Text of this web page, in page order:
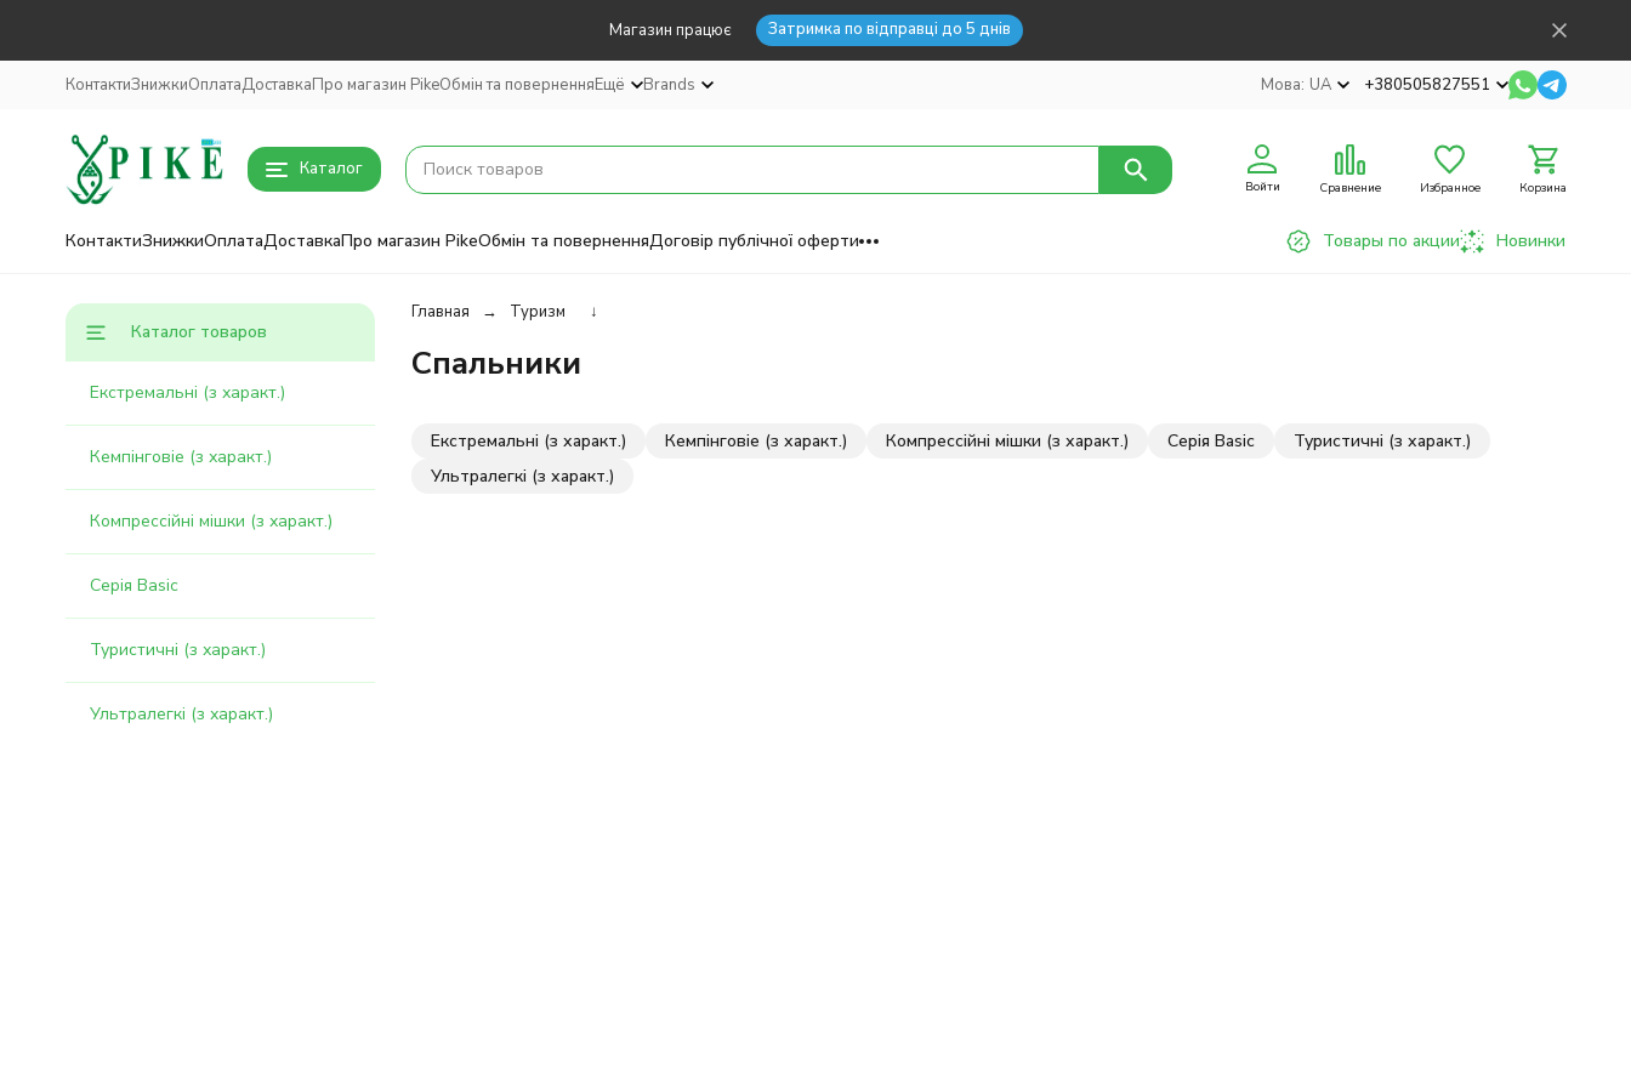
Магазин працює Затримка по відправці до 5 днів
КонтактиЗнижкиОплатаДоставкаПро магазин PikeОбмін та поверненняЕщё Brands Мова: UA +380505827551
Каталог
Войти Сравнение Избранное Корзина
КонтактиЗнижкиОплатаДоставкаПро магазин PikeОбмін та поверненняДоговір публічної оферти Товары по акции Новинки
Главная Туризм ↓
Спальники
Екстремальні (з характ.) Кемпінговіе (з характ.) Компрессійні мішки (з характ.) Серія Basic
Туристичні (з характ.)
Ультралегкі (з характ.)
Каталог товаров
Екстремальні (з характ.)
Кемпінговіе (з характ.)
Компрессійні мішки (з характ.)
Серія Basic
Туристичні (з характ.)
Ультралегкі (з характ.)